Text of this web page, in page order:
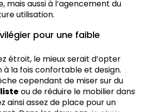
mais aussi à l’agencement du
utilisation.
pour une faible
étroit, le mieux serait d’opter
à la fois confortable et design.
cependant de miser sur du
ou de réduire le mobilier dans
ainsi assez de place pour un